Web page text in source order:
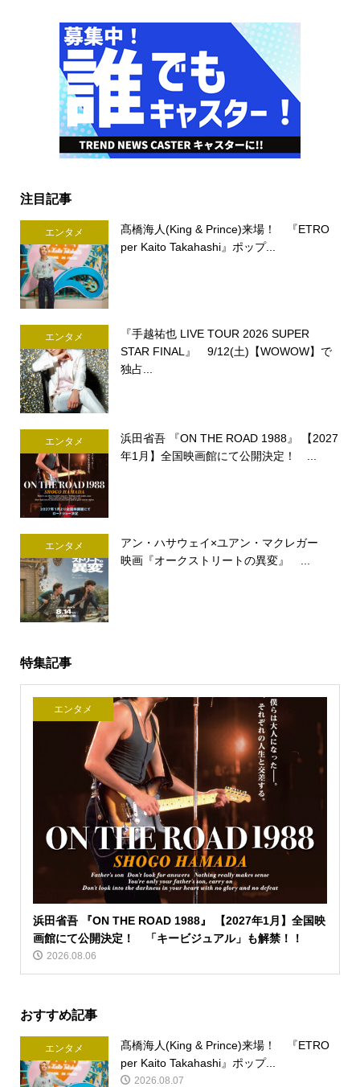
注目記事
エンタメ
髙橋海人(King & Prince)来場！ 『ETRO
per Kaito Takahashi』ポップ...
エンタメ
『手越祐也 LIVE TOUR 2026 SUPER
STAR FINAL』 9/12(土)【WOWOW】で
独占...
エンタメ
浜田省吾 『ON THE ROAD 1988』 【2027
年1月】全国映画館にて公開決定！ ...
エンタメ
アン・ハサウェイ×ユアン・マクレガー
映画『オークストリートの異変』 ...
特集記事
エンタメ
浜田省吾 『ON THE ROAD 1988』 【2027年1月】全国映
画館にて公開決定！ 「キービジュアル」も解禁！！
2026.08.06
おすすめ記事
エンタメ
髙橋海人(King & Prince)来場！ 『ETRO
per Kaito Takahashi』ポップ...
2026.08.07